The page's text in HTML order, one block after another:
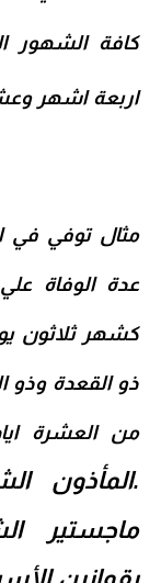
كافة الشهور
اربعة اشهر
مثال توفي في
عدة الوفاة
ذو القعدة وذو
من العشرة
.المأذون
ماجستير